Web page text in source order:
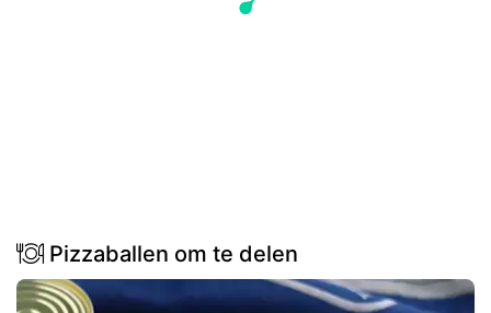
Pizzaballen om te delen